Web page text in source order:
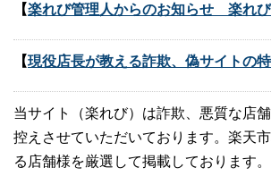
【楽れび管理人からのお知らせ 楽れ
【現役店長が教える詐欺、偽サイトの
当サイト（楽れび）は詐欺、悪質な店
控えさせていただいております。楽天
る店舗様を厳選して掲載しております。